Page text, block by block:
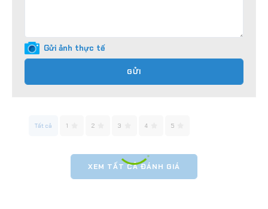
Gửi ảnh thực tế
GỬI
Tất cả 1 2 3 4 5
XEM TẤT CẢ ĐÁNH GIÁ